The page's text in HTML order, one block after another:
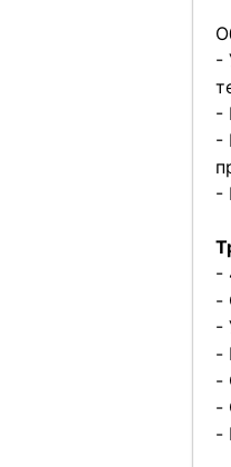
-
-
-
-
-
-
-
-
-
-
-